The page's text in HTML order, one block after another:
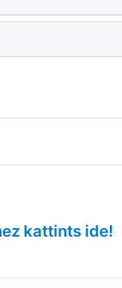
kattints ide!